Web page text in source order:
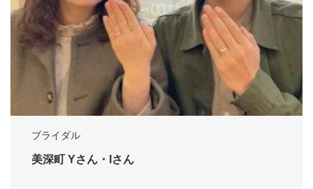
ブライダル
美深町 Yさん・Iさん